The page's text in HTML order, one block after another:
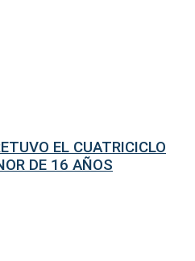
EL CUATRICICLO
DE 16 AÑOS